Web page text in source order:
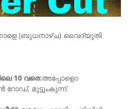
നാളെ (ബുധനാഴ്ച) വൈദ്യുതി
10 വരെ:അപ്പോളൊ
റോഡ്, മുട്ടുംകുന്ന്.